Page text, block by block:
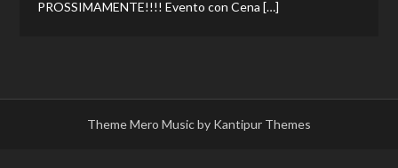
PROSSIMAMENTE!!!! Evento con Cena […]
Theme Mero Music by Kantipur Themes